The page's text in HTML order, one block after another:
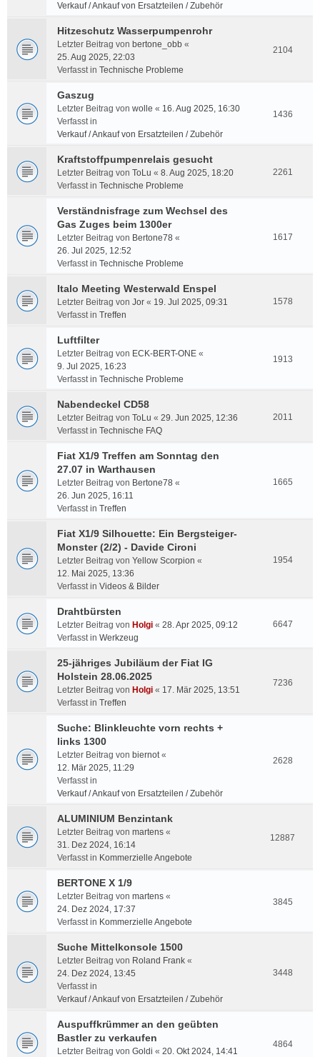
Verkauf / Ankauf von Ersatzteilen / Zubehör
Hitzeschutz Wasserpumpenrohr
Letzter Beitrag von bertone_obb «
25. Aug 2025, 22:03
Verfasst in Technische Probleme
2104
Gaszug
Letzter Beitrag von wolle « 16. Aug 2025, 16:30
Verfasst in
Verkauf / Ankauf von Ersatzteilen / Zubehör
1436
Kraftstoffpumpenrelais gesucht
Letzter Beitrag von ToLu « 8. Aug 2025, 18:20
Verfasst in Technische Probleme
2261
Verständnisfrage zum Wechsel des
Gas Zuges beim 1300er
Letzter Beitrag von Bertone78 «
26. Jul 2025, 12:52
Verfasst in Technische Probleme
1617
Italo Meeting Westerwald Enspel
Letzter Beitrag von Jor « 19. Jul 2025, 09:31
Verfasst in Treffen
1578
Luftfilter
Letzter Beitrag von ECK-BERT-ONE «
9. Jul 2025, 16:23
Verfasst in Technische Probleme
1913
Nabendeckel CD58
Letzter Beitrag von ToLu « 29. Jun 2025, 12:36
Verfasst in Technische FAQ
2011
Fiat X1/9 Treffen am Sonntag den
27.07 in Warthausen
Letzter Beitrag von Bertone78 «
26. Jun 2025, 16:11
Verfasst in Treffen
1665
Fiat X1/9 Silhouette: Ein Bergsteiger-
Monster (2/2) - Davide Cironi
Letzter Beitrag von Yellow Scorpion «
12. Mai 2025, 13:36
Verfasst in Videos & Bilder
1954
Drahtbürsten
Letzter Beitrag von Holgi « 28. Apr 2025, 09:12
Verfasst in Werkzeug
6647
25-jähriges Jubiläum der Fiat IG
Holstein 28.06.2025
Letzter Beitrag von Holgi « 17. Mär 2025, 13:51
Verfasst in Treffen
7236
Suche: Blinkleuchte vorn rechts +
links 1300
Letzter Beitrag von biernot«
12. Mär 2025, 11:29
Verfasst in
Verkauf / Ankauf von Ersatzteilen / Zubehör
2628
ALUMINIUM Benzintank
Letzter Beitrag von martens «
31. Dez 2024, 16:14
Verfasst in Kommerzielle Angebote
12887
BERTONE X 1/9
Letzter Beitrag von martens «
24. Dez 2024, 17:37
Verfasst in Kommerzielle Angebote
3845
Suche Mittelkonsole 1500
Letzter Beitrag von Roland Frank «
24. Dez 2024, 13:45
Verfasst in
Verkauf / Ankauf von Ersatzteilen / Zubehör
3448
Auspuffkrümmer an den geübten
Bastler zu verkaufen
Letzter Beitrag von Goldi « 20. Okt 2024, 14:41
4864